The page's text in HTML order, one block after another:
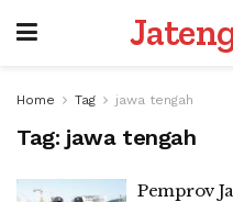
Home Tag jawa tengah
Tag: jawa tengah
Pemprov